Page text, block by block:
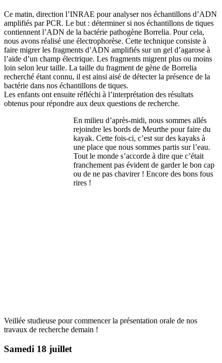
Ce matin, direction l’INRAE pour analyser nos échantillons d’ADN
amplifiés par PCR. Le but : déterminer si nos échantillons de tiques
contiennent l’ADN de la bactérie pathogène Borrelia. Pour cela,
nous avons réalisé une électrophorèse. Cette technique consiste à
faire migrer les fragments d’ADN amplifiés sur un gel d’agarose à
l’aide d’un champ électrique. Les fragments migrent plus ou moins
loin selon leur taille. La taille du fragment de gène de Borrelia
recherché étant connu, il est ainsi aisé de détecter la présence de la
bactérie dans nos échantillons de tiques.
Les enfants ont ensuite réfléchi à l’interprétation des résultats
obtenus pour répondre aux deux questions de recherche.
En milieu d’après-midi, nous sommes allés
rejoindre les bords de Meurthe pour faire du
kayak. Cette fois-ci, c’est sur des kayaks à
une place que nous sommes partis sur l’eau.
Tout le monde s’accorde à dire que c’était
franchement pas évident de garder le bon cap
ou de ne pas chavirer ! Encore des bons fous
rires !
Veillée studieuse pour commencer la présentation orale de nos
travaux de recherche demain !
Samedi 18 juillet